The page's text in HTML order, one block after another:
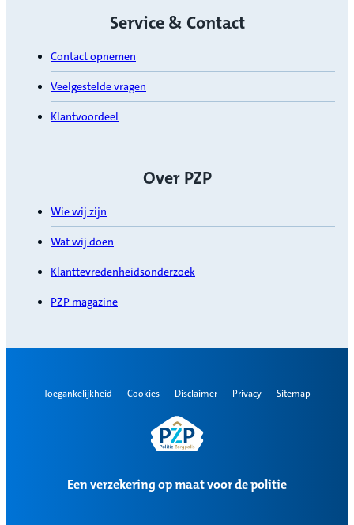
Service & Contact
Contact opnemen
Veelgestelde vragen
Klantvoordeel
Over PZP
Wie wij zijn
Wat wij doen
Klanttevredenheidsonderzoek
PZP magazine
Toegankelijkheid Cookies Disclaimer Privacy Sitemap
Een verzekering op maat voor de politie